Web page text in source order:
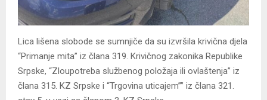
Lica lišena slobode se sumnjiče da su izvršila krivična djela
“Primanje mita” iz člana 319. Krivičnog zakonika Republike
Srpske, “Zloupotreba službenog položaja ili ovlaštenja” iz
člana 315. KZ Srpske i “Trgovina uticajem”” iz člana 321.